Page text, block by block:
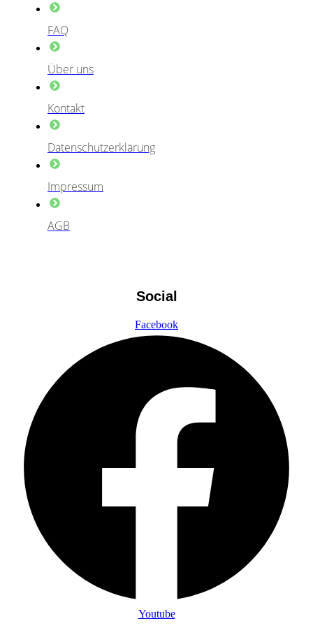
FAQ
Über uns
Kontakt
Datenschutzerklärung
Impressum
AGB
Social
Facebook
Youtube